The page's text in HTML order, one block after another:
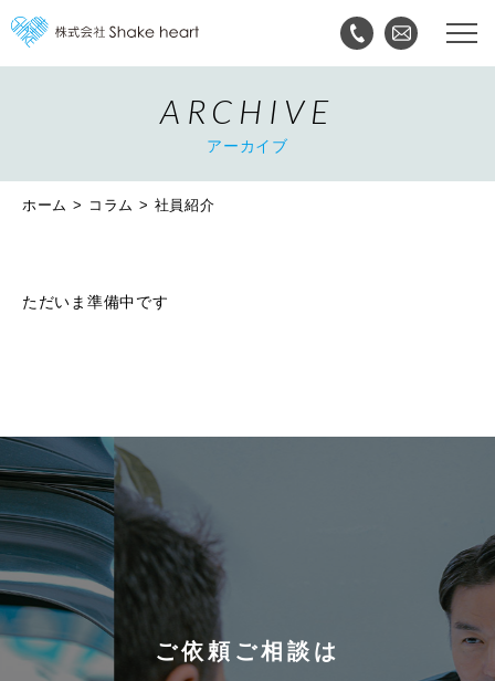
ARCHIVE
アーカイブ
ホーム コラム 社員紹介
ただいま準備中です
ご依頼ご相談は